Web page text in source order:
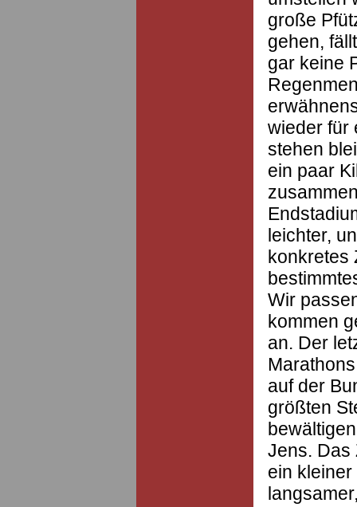
große
gehen,
gar keine
wieder für
stehen
ein paar
leichter,
konkretes
Wir
kommen
an. Der
auf der
größten
Jens. Das
ein